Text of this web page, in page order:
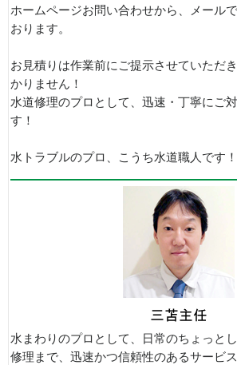
ホームページお問い合わせから、メール
おります。
お見積りは作業前にご提示させていただ
かりません！
水道修理のプロとして、迅速・丁寧にご
す！
水トラブルのプロ、こうち水道職人です
水まわりのプロとして、日常のちょっと
修理まで、迅速かつ信頼性のあるサービ